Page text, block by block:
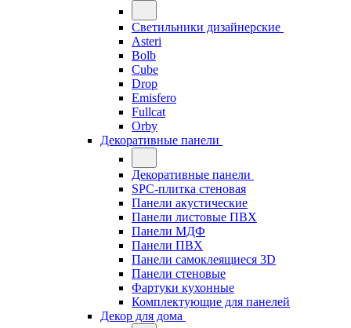
Светильники дизайнерские
Asteri
Bolb
Cube
Drop
Emisfero
Fullcat
Orby
Декоративные панели
Декоративные панели
SPC-плитка стеновая
Панели акустические
Панели листовые ПВХ
Панели МДФ
Панели ПВХ
Панели самоклеящиеся 3D
Панели стеновые
Фартуки кухонные
Комплектующие для панелей
Декор для дома